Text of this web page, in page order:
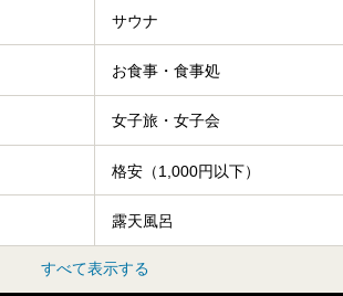
サウナ
お食事・食事処
女子旅・女子会
格安（1,000円以下）
露天風呂
すべて表示する